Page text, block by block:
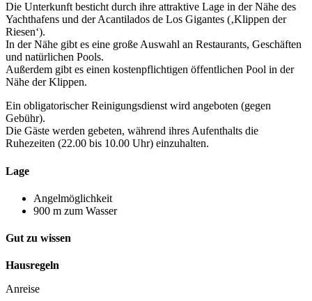
Die Unterkunft besticht durch ihre attraktive Lage in der Nähe des
Yachthafens und der Acantilados de Los Gigantes (‚Klippen der
Riesen‘).
In der Nähe gibt es eine große Auswahl an Restaurants, Geschäften
und natürlichen Pools.
Außerdem gibt es einen kostenpflichtigen öffentlichen Pool in der
Nähe der Klippen.
Ein obligatorischer Reinigungsdienst wird angeboten (gegen
Gebühr).
Die Gäste werden gebeten, während ihres Aufenthalts die
Ruhezeiten (22.00 bis 10.00 Uhr) einzuhalten.
Lage
Angelmöglichkeit
900 m zum Wasser
Gut zu wissen
Hausregeln
Anreise